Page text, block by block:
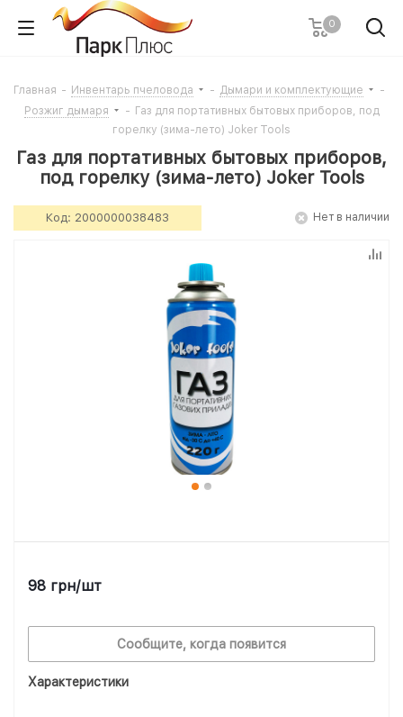
0
Главная - Инвентарь пчеловода - Дымари и комплектующие
-
Розжиг дымаря
- Газ для портативных бытовых приборов, под
горелку (зима-лето) Joker Tools
Газ для портативных бытовых приборов,
под горелку (зима-лето) Joker Tools
Код: 2000000038483 Нет в наличии
Характеристики
98 грн/шт
Сообщите, когда появится